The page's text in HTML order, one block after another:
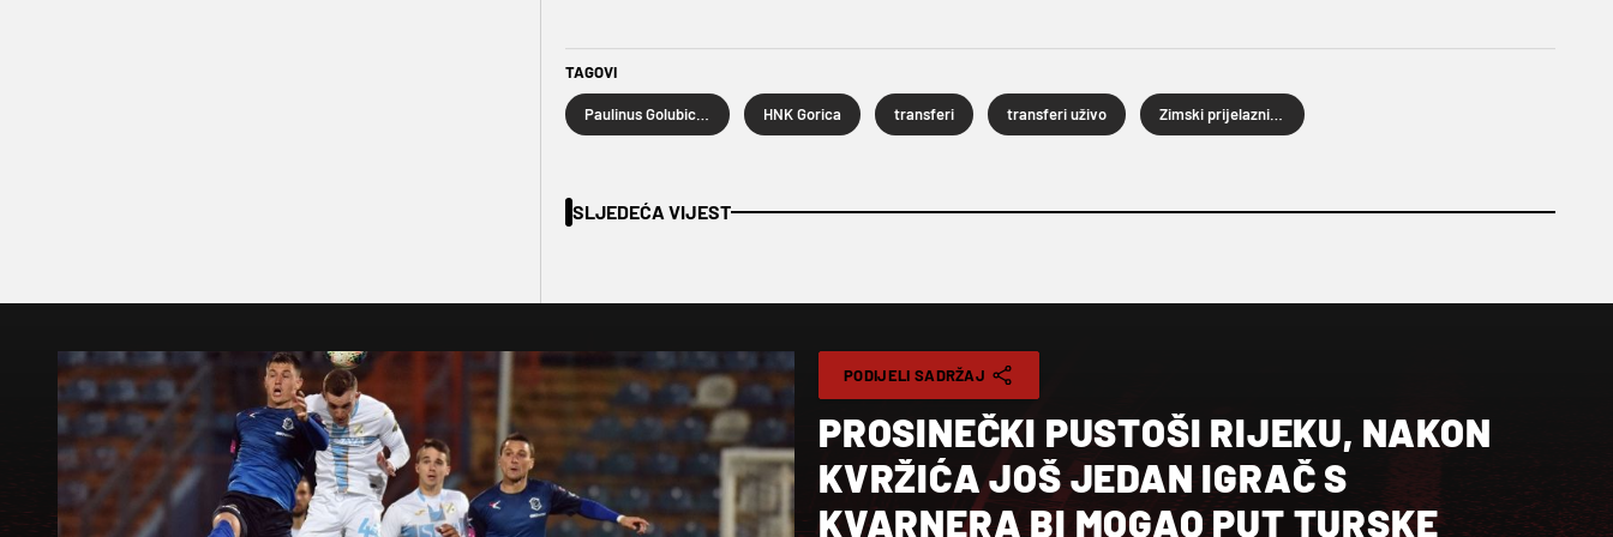
TAGOVI
Paulinus Golubickas HNK Gorica transferi transferi uživo Zimski prijelazni rok
SLJEDEĆA VIJEST
PODIJELI SADRŽAJ
PROSINEČKI PUSTOŠI RIJEKU, NAKON
KVRŽIĆA JOŠ JEDAN IGRAČ S
KVARNERA BI MOGAO PUT TURSKE